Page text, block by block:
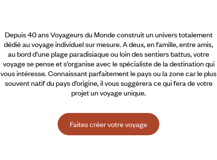
Depuis 40 ans Voyageurs du Monde construit un univers totalement
dédié au voyage individuel sur mesure. A deux, en famille, entre amis,
au bord d’une plage paradisiaque ou loin des sentiers battus, votre
voyage se pense et s’organise avec le spécialiste de la destination qui
vous intéresse. Connaissant parfaitement le pays ou la zone car le plus
souvent natif du pays d’origine, il vous suggèrera ce qui fera de votre
projet un voyage unique.
Faites créer votre voyage